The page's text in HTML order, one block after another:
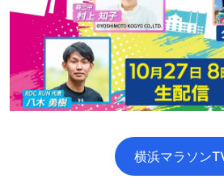
横浜マラソン